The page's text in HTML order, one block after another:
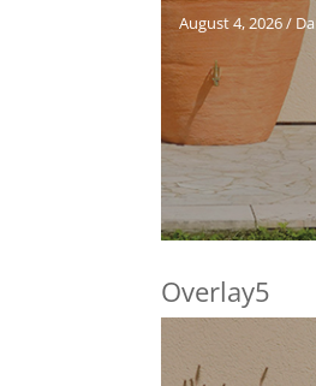
August 4, 2026/
Overlay5